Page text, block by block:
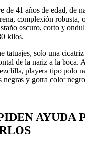
de 41 años de edad, de
complexión robusta,
oscuro, corto y
kilos.
tatuajes, solo una
de la nariz a la boca.
playera tipo polo
negras y gorra color
AYUDA